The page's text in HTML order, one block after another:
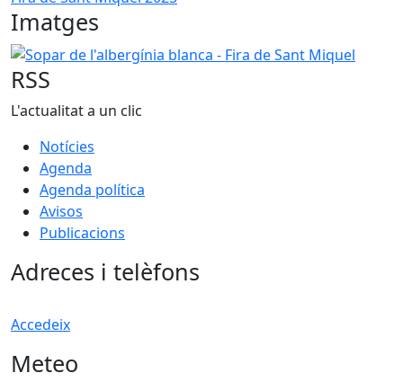
Imatges
Sopar de l'albergínia blanca - Fira de Sant Miquel
RSS
L'actualitat a un clic
Notícies
Agenda
Agenda política
Avisos
Publicacions
Adreces i telèfons
Accedeix
Meteo